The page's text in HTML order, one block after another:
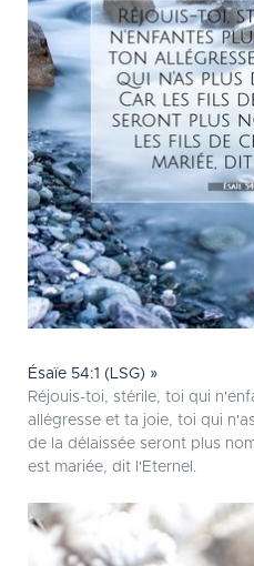
Ésaïe 54:1 (LSG) »
Réjouis-toi, stérile, toi qui
allégresse et ta joie, toi qui
de la délaissée seront plus
est mariée, dit l'Eternel.